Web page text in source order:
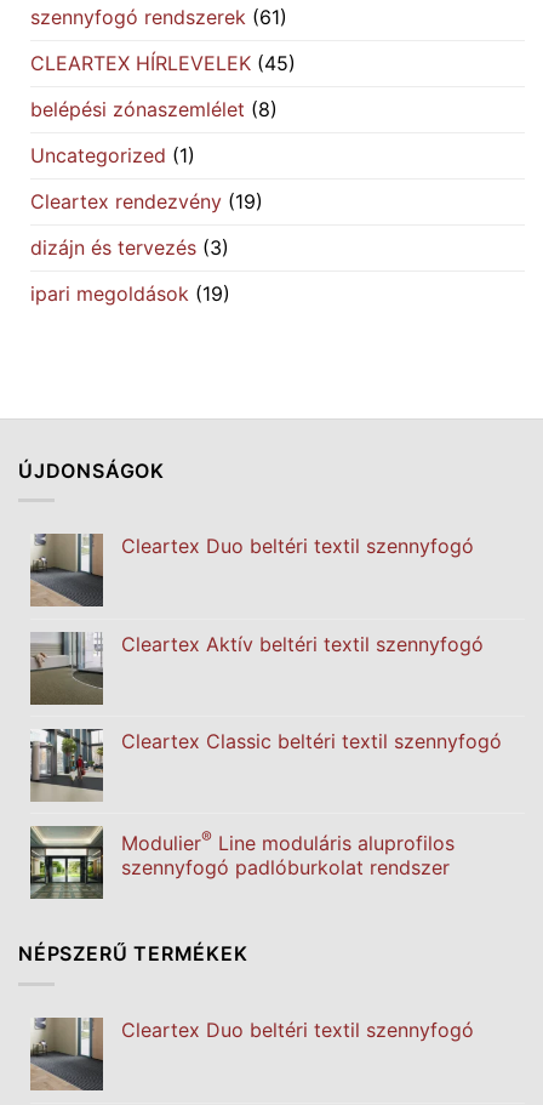
szennyfogó rendszerek (61)
CLEARTEX HÍRLEVELEK (45)
belépési zónaszemlélet (8)
Uncategorized (1)
Cleartex rendezvény (19)
dizájn és tervezés (3)
ipari megoldások (19)
ÚJDONSÁGOK
Cleartex Duo beltéri textil szennyfogó
Cleartex Aktív beltéri textil szennyfogó
Cleartex Classic beltéri textil szennyfogó
Modulier® Line moduláris aluprofilos
szennyfogó padlóburkolat rendszer
NÉPSZERŰ TERMÉKEK
Cleartex Duo beltéri textil szennyfogó